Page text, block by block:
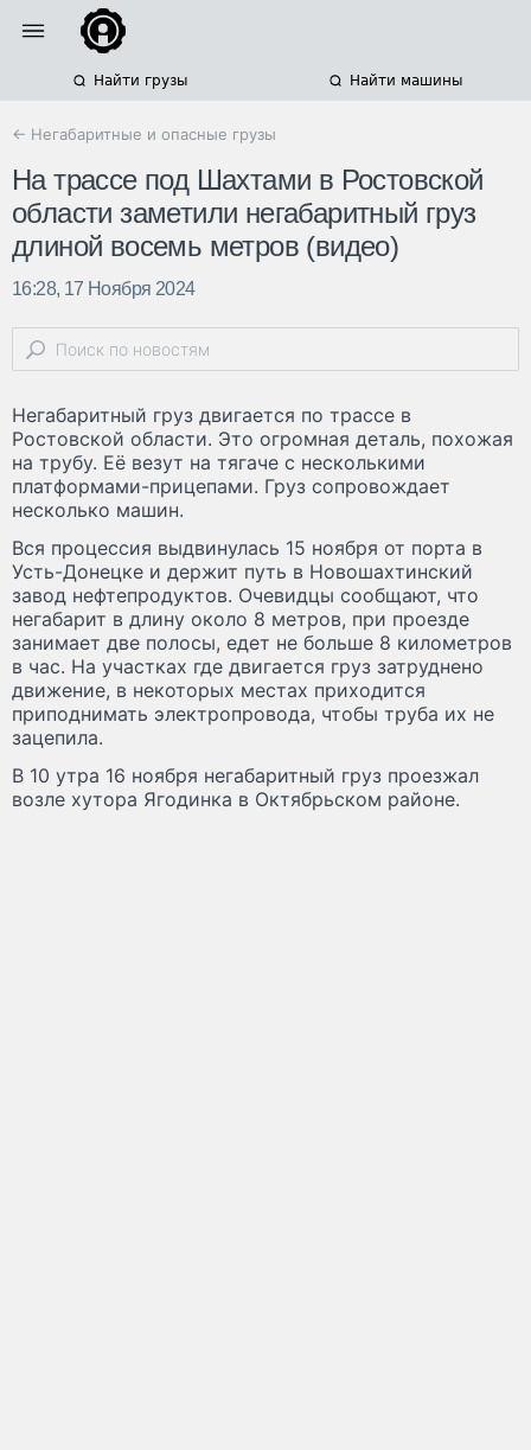
Найти грузы Найти машины
← Негабаритные и опасные грузы
На трассе под Шахтами в Ростовской
области заметили негабаритный груз
длиной восемь метров (видео)
16:28, 17 Ноября 2024
Негабаритный груз двигается по трассе в
Ростовской области. Это огромная деталь, похожая
на трубу. Её везут на тягаче с несколькими
платформами-прицепами. Груз сопровождает
несколько машин.
Вся процессия выдвинулась 15 ноября от порта в
Усть-Донецке и держит путь в Новошахтинский
завод нефтепродуктов. Очевидцы сообщают, что
негабарит в длину около 8 метров, при проезде
занимает две полосы, едет не больше 8 километров
в час. На участках где двигается груз затруднено
движение, в некоторых местах приходится
приподнимать электропровода, чтобы труба их не
зацепила.
В 10 утра 16 ноября негабаритный груз проезжал
возле хутора Ягодинка в Октябрьском районе.